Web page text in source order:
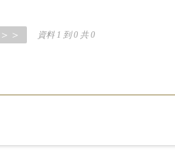
＞＞ 資料 1 到 0 共 0